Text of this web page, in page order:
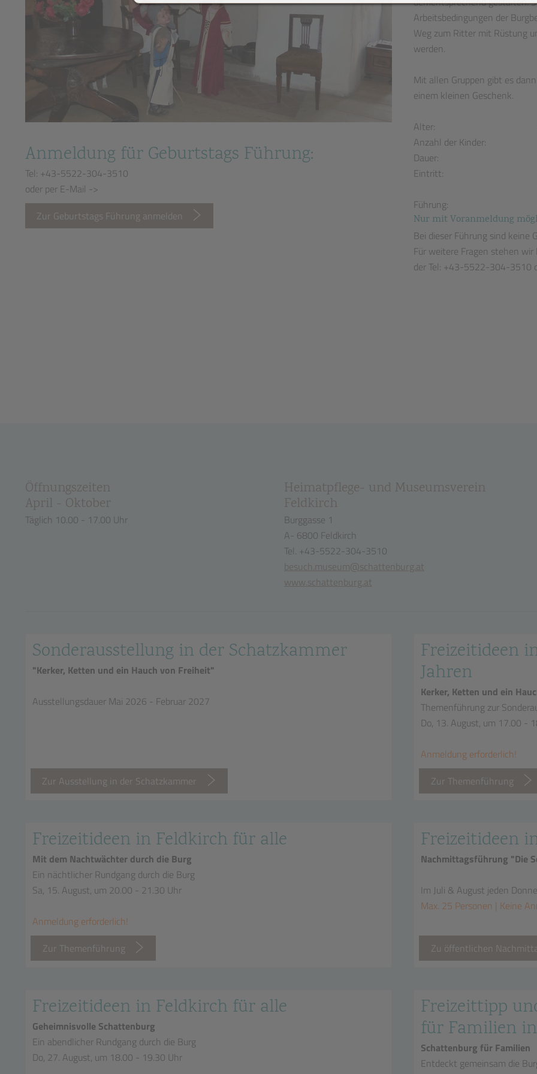
Anmeldung für Geburtstags Führung:
Tel: +43-5522-304-3510
oder per E-Mail ->
Zur Geburtstags Führung anmelden
Arbeitsbedingungen der
Weg zum Ritter mit Rüstung
werden.
Mit allen Gruppen gibt es
einem kleinen Geschenk.
Alter:
Anzahl der Kinder:
Dauer:
Eintritt:
Führung:
Nur mit Voranmeldung
Bei dieser Führung sind keine
Für weitere Fragen stehen
der Tel: +43-5522-304-3510
Öffnungszeiten
April - Oktober
Täglich 10.00 - 17.00 Uhr
Heimatpflege- und Museumsverein
Feldkirch
Burggasse 1
A- 6800 Feldkirch
Tel. +43-5522-304-3510
besuch.museum@schattenburg.at
www.schattenburg.at
Sonderausstellung in der Schatzkammer
"Kerker, Ketten und ein Hauch von Freiheit"
Ausstellungsdauer Mai 2026 - Februar 2027
Zur Ausstellung in der Schatzkammer
Freizeitideen
Jahren
Kerker, Ketten und ein
Themenführung zur
Do, 13. August, um 17.00 -
Anmeldung erforderlich!
Zur Themenführung
Freizeitideen in Feldkirch für alle
Mit dem Nachtwächter durch die Burg
Ein nächtlicher Rundgang durch die Burg
Sa, 15. August, um 20.00 - 21.30 Uhr
Anmeldung erforderlich!
Zur Themenführung
Freizeitideen
Nachmittagsführung "Die
Im Juli & August jeden
Max. 25 Personen | Keine
Zu öffentlichen
Freizeitideen in Feldkirch für alle
Geheimnisvolle Schattenburg
Ein abendlicher Rundgang durch die Burg
Do, 27. August, um 18.00 - 19.30 Uhr
Freizeittipp
für Familien
Schattenburg für Familien
Entdeckt gemeinsam die